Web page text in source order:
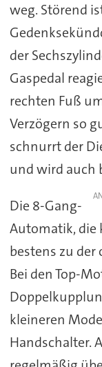
weg. Störend
der
Gaspedal
rechten Fuß
Verzögern so
schnurrt der
und wird auch
Die 8-Gang-
Automatik, die
bestens zu der
Bei den Top-
kleineren
Handschalter.